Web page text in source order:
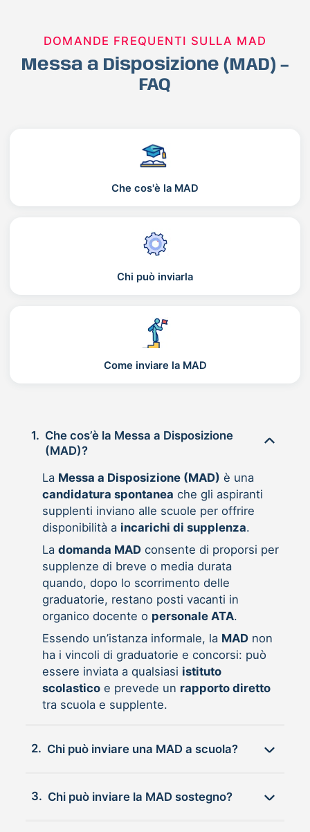
DOMANDE FREQUENTI SULLA MAD
Messa a Disposizione (MAD) –
FAQ
Che cos'è la MAD
Chi può inviarla
Come inviare la MAD
1. Che cos’è la Messa a Disposizione
(MAD)?
La Messa a Disposizione (MAD) è una
candidatura spontanea che gli aspiranti
supplenti inviano alle scuole per offrire
disponibilità a incarichi di supplenza.
La domanda MADconsente di proporsi per
supplenze di breve o media durata
quando, dopo lo scorrimento delle
graduatorie, restano posti vacanti in
organico docente o personale ATA.
Essendo un’istanza informale, la MADnon
ha i vincoli di graduatorie e concorsi: può
essere inviata a qualsiasi istituto
scolasticoe prevede un rapporto diretto
tra scuola e supplente.
2. Chi può inviare una MAD a scuola?
3. Chi può inviare la MAD sostegno?